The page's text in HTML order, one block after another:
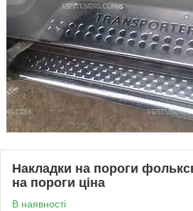
Накладки на пороги
на пороги ціна
В наявності